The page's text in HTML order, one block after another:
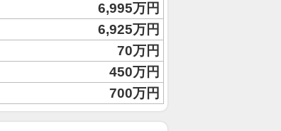
6,995万円
6,925万円
70万円
450万円
700万円